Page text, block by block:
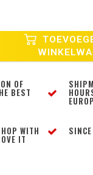
OF
BEST
WITH
IT